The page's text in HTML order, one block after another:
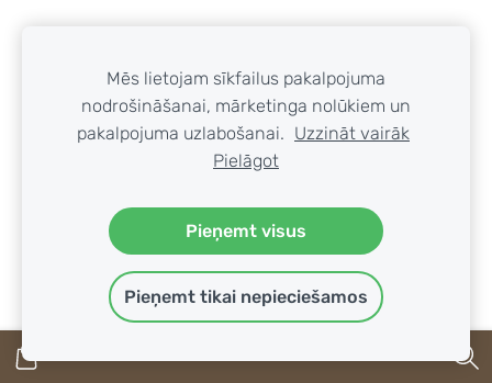
Vobleris Narval Frost Candy Vib 85mm 26g #052-
Galaxy
IELIKT GROZĀ
Mēs lietojam sīkfailus pakalpojuma
nodrošināšanai, mārketinga nolūkiem un
pakalpojuma uzlabošanai. Uzzināt vairāk
Pielāgot
Pieņemt visus
Pieņemt tikai nepieciešamos